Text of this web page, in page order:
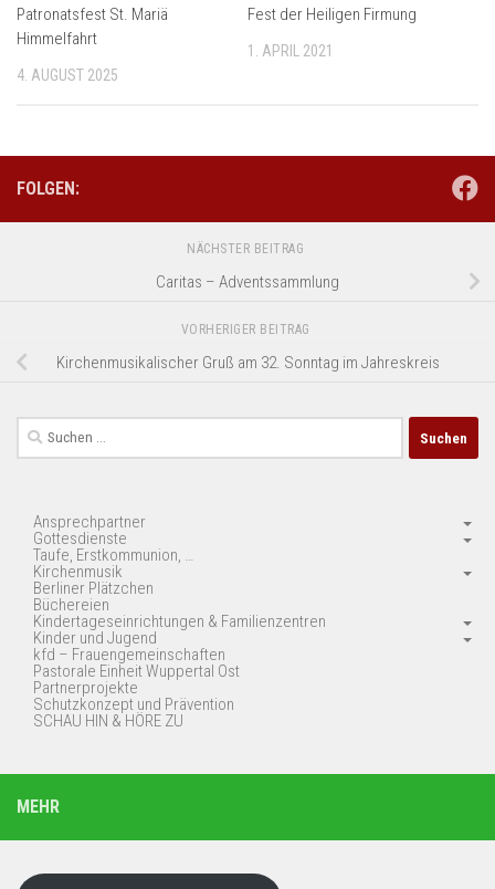
Patronatsfest St. Mariä
Himmelfahrt
4. AUGUST 2025
Fest der Heiligen Firmung
1. APRIL 2021
FOLGEN:
NÄCHSTER BEITRAG
Caritas – Adventssammlung
VORHERIGER BEITRAG
Kirchenmusikalischer Gruß am 32. Sonntag im Jahreskreis
Suchen
nach:
Ansprechpartner
Gottesdienste
Taufe, Erstkommunion, …
Kirchenmusik
Berliner Plätzchen
Büchereien
Kindertageseinrichtungen & Familienzentren
Kinder und Jugend
kfd – Frauengemeinschaften
Pastorale Einheit Wuppertal Ost
Partnerprojekte
Schutzkonzept und Prävention
SCHAU HIN & HÖRE ZU
MEHR